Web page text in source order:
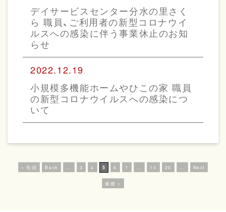
デイサービスセンター分水の里さく
ら 職員、ご利用者の新型コロナウイ
ルスへの感染に伴う事業休止のお知
らせ
2022.12.19
小規模多機能ホームやひこの家 職員
の新型コロナウイルスへの感染につ
いて
« 先頭 Back 3 4 5 6 7 10 20 Next
最後 »